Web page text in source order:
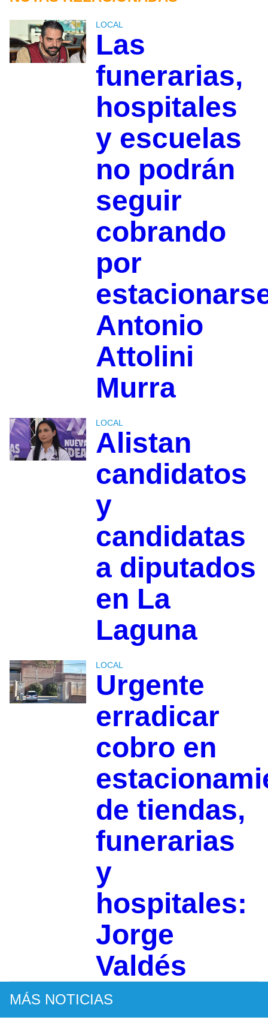
LOCAL
Las
funerarias,
hospitales
y escuelas
no podrán
seguir
cobrando
por
Antonio
Attolini
Murra
LOCAL
Alistan
candidatos
y
candidatas
a diputados
en La
Laguna
LOCAL
Urgente
erradicar
cobro en
de tiendas,
funerarias
y
hospitales:
Jorge
Valdés
MÁS NOTICIAS